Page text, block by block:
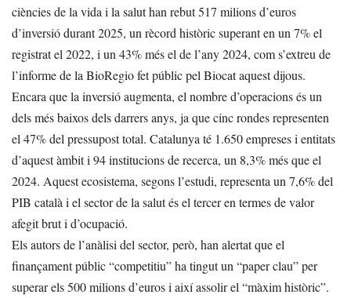
ciències de la vida i la salut han rebut 517 milions d’euros
d’inversió durant 2025, un rècord històric superant en un 7% el
registrat el 2022, i un 43% més el de l’any 2024, com s’extreu de
l’informe de la BioRegio fet públic pel Biocat aquest dijous.
Encara que la inversió augmenta, el nombre d’operacions és un
dels més baixos dels darrers anys, ja que cinc rondes representen
el 47% del pressupost total. Catalunya té 1.650 empreses i entitats
d’aquest àmbit i 94 institucions de recerca, un 8,3% més que el
2024. Aquest ecosistema, segons l’estudi, representa un 7,6% del
PIB català i el sector de la salut és el tercer en termes de valor
afegit brut i d’ocupació.
Els autors de l’anàlisi del sector, però, han alertat que el
finançament públic “competitiu” ha tingut un “paper clau” per
superar els 500 milions d’euros i així assolir el “màxim històric”.